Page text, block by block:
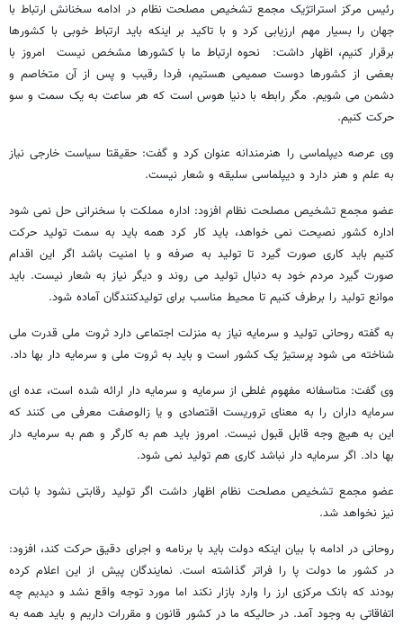
رئیس مرکز استراتژیک مجمع تشخیص مصلحت نظام در ادامه سخنانش ارتباط با
جهان را بسیار مهم ارزیابی کرد و با تاکید بر اینکه باید ارتباط خوبی با کشورها
برقرار کنیم، اظهار داشت: نحوه ارتباط ما با کشورها مشخص نیست امروز با
بعضی از کشورها دوست صمیمی هستیم، فردا رقیب و پس از آن متخاصم و
دشمن می شویم. مگر رابطه با دنیا هوس است که هر ساعت به یک سمت و سو
حرکت کنیم.
وی عرصه دیپلماسی را هنرمندانه عنوان کرد و گفت: حقیقتا سیاست خارجی نیاز
به علم و هنر دارد و دیپلماسی سلیقه و شعار نیست.
عضو مجمع تشخیص مصلحت نظام افزود: اداره مملکت با سخنرانی حل نمی شود
اداره کشور نصیحت نمی خواهد، باید کار کرد همه باید به سمت تولید حرکت
کنیم باید کاری صورت گیرد تا تولید به صرفه و با امنیت باشد اگر این اقدام
صورت گیرد مردم خود به دنبال تولید می روند و دیگر نیاز به شعار نیست. باید
موانع تولید را برطرف کنیم تا محیط مناسب برای تولیدکنندگان آماده شود.
به گفته روحانی تولید و سرمایه نیاز به منزلت اجتماعی دارد ثروت ملی قدرت ملی
شناخته می شود پرستیژ یک کشور است و باید به ثروت ملی و سرمایه دار بها داد.
وی گفت: متاسفانه مفهوم غلطی از سرمایه و سرمایه دار ارائه شده است، عده ای
سرمایه داران را به معنای تروریست اقتصادی و یا زالوصفت معرفی می کنند که
این به هیچ وجه قابل قبول نیست. امروز باید هم به کارگر و هم به سرمایه دار
بها داد. اگر سرمایه دار نباشد کاری هم تولید نمی شود.
عضو مجمع تشخیص مصلحت نظام اظهار داشت اگر تولید رقابتی نشود با ثبات
نیز نخواهد شد.
روحانی در ادامه با بیان اینکه دولت باید با برنامه و اجرای دقیق حرکت کند، افزود:
در کشور ما دولت پا را فراتر گذاشته است. نمایندگان پیش از این اعلام کرده
بودند که بانک مرکزی ارز را وارد بازار نکند اما مورد توجه واقع نشد و دیدیم چه
اتفاقاتی به وجود آمد. در حالیکه ما در کشور قانون و مقررات داریم و باید همه به